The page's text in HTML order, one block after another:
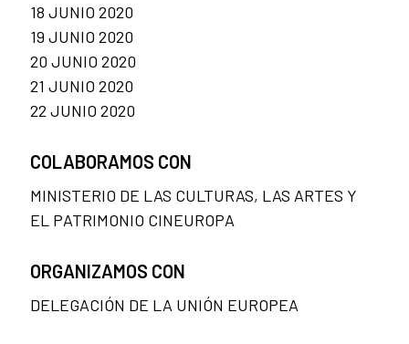
18 JUNIO 2020
19 JUNIO 2020
20 JUNIO 2020
21 JUNIO 2020
22 JUNIO 2020
COLABORAMOS CON
MINISTERIO DE LAS CULTURAS, LAS ARTES Y
EL PATRIMONIO CINEUROPA
ORGANIZAMOS CON
DELEGACIÓN DE LA UNIÓN EUROPEA